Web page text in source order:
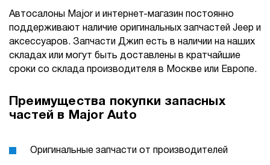
Автосалоны Major и интернет-магазин постоянно
поддерживают наличие оригинальных запчастей Jeep и
аксессуаров. Запчасти Джип есть в наличии на наших
складах или могут быть доставлены в кратчайшие
сроки со склада производителя в Москве или Европе.
Преимущества покупки запасных
частей в Major Auto
Оригинальные запчасти от производителей